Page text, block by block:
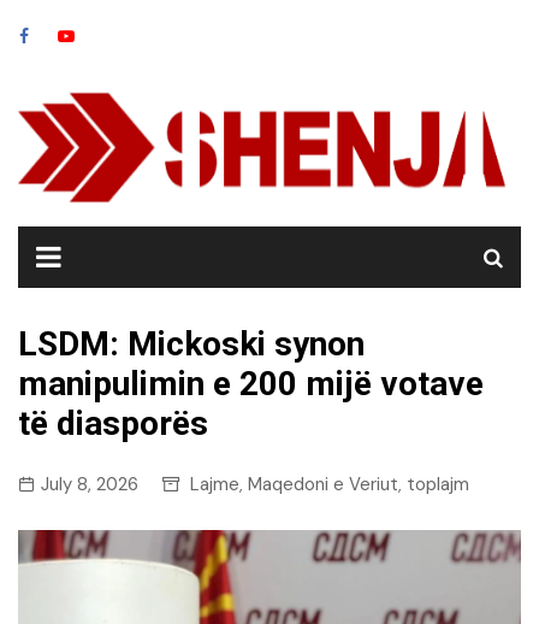
LSDM: Mickoski synon
manipulimin e 200 mijë votave
të diasporës
July 8, 2026 Lajme, Maqedoni e Veriut, toplajm